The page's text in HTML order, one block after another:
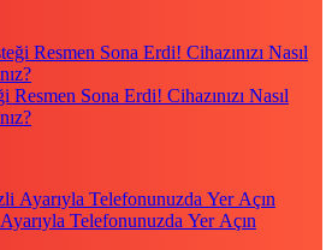
Sona Erdi! Cihazınızı Nasıl
Telefonunuzda Yer Açın